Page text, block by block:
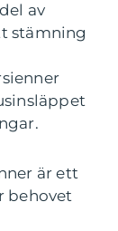
av
stämning
är ett
behovet